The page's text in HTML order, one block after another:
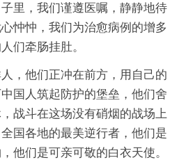
里，我们谨遵医嘱，静静地待
忡忡，我们为治愈病例的增多
们牵肠挂肚。
，他们正冲在前方，用自己的
国人筑起防护的堡垒，他们舍
战斗在这场没有硝烟的战场上
国各地的最美逆行者，他们是
他们是可亲可敬的白衣天使。